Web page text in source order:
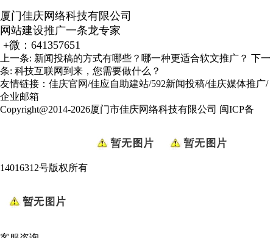
厦门佳庆网络科技有限公司
网站建设推广一条龙专家
+微：641357651
上一条: 新闻投稿的方式有哪些？哪一种更适合软文推广？ 下一
条: 科技互联网到来，您需要做什么？
友情链接： 佳庆官网/佳应自助建站/592新闻投稿/佳庆媒体推广/
企业邮箱
Copyright@2014-2026厦门市佳庆网络科技有限公司 闽ICP备
14016312号版权所有